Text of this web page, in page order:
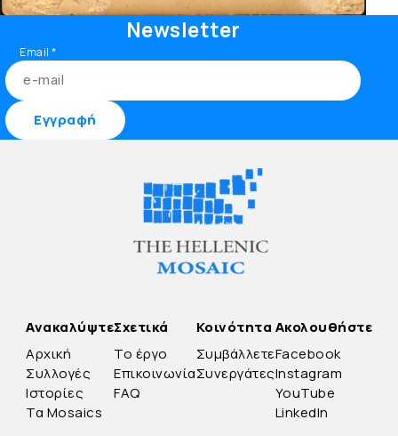
Newsletter
Email*
Ανακαλύψτε
Αρχική
Συλλογές
Ιστορίες
Τα Mosaics
Σχετικά
Το έργο
Επικοινωνία
FAQ
Κοινότητα
Συμβάλλετε
Συνεργάτες
Ακολουθήστε
Facebook
Instagram
YouTube
LinkedIn